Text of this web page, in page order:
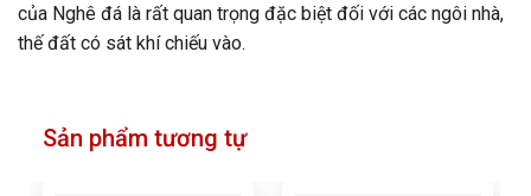
của Nghê đá là rất quan trọng đặc biệt đối với các ngôi nhà,
thế đất có sát khí chiếu vào.
Sản phẩm tương tự